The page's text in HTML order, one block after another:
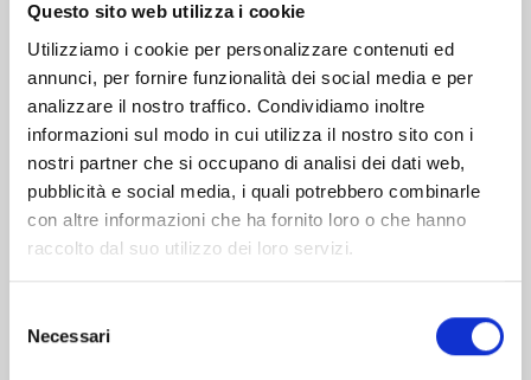
Questo sito web utilizza i cookie
Utilizziamo i cookie per personalizzare contenuti ed
annunci, per fornire funzionalità dei social media e per
analizzare il nostro traffico. Condividiamo inoltre
informazioni sul modo in cui utilizza il nostro sito con i
nostri partner che si occupano di analisi dei dati web,
pubblicità e social media, i quali potrebbero combinarle
con altre informazioni che ha fornito loro o che hanno
raccolto dal suo utilizzo dei loro servizi.
delNecessari